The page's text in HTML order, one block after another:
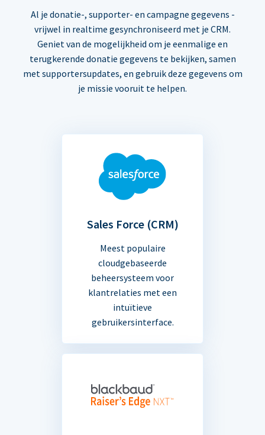
Al je donatie-, supporter- en campagne gegevens -
vrijwel in realtime gesynchroniseerd met je CRM.
Geniet van de mogelijkheid om je eenmalige en
terugkerende donatie gegevens te bekijken, samen
met supportersupdates, en gebruik deze gegevens om
je missie vooruit te helpen.
Sales Force (CRM)
Meest populaire
cloudgebaseerde
beheersysteem voor
klantrelaties met een
intuïtieve
gebruikersinterface.